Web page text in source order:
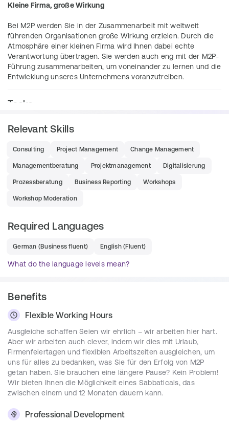
Kleine Firma, große Wirkung
Bei M2P werden Sie in der Zusammenarbeit mit weltweit
führenden Organisationen große Wirkung erzielen. Durch die
Atmosphäre einer kleinen Firma wird Ihnen dabei echte
Verantwortung übertragen. Sie werden auch eng mit der M2P-
Führung zusammenarbeiten, um voneinander zu lernen und die
Entwicklung unseres Unternehmens voranzutreiben.
Tasks
spannenden Projekten im Travel-, Transport- und
Verantwortung als Teilprojektleiter übernehmen,
indem Sie Juniors selbstständig führen und
coachen und einen eigenen Schwerpunkt bei der
Analyse und Problemlösung setzen
Kunden finden, indem Sie Ihr fundiertes Wissen
und Ihre umfassende Erfahrung einsetzen
Aufbau einer starken Beziehung zur
Die Transformation und Digitalisierung unserer
M2P mit ausgezeichneten fachlichen,
kommunikativen und sozialen Fähigkeiten
vertreten
Eintauchen in betriebliche Abläufe – hier ist
hands-on Mentalität gefragt
Kreativität bei der Erstellung neuer, innovativer
Angebote
Relevant Skills
Consulting Project Management Change Management
Managementberatung Projektmanagement Digitalisierung
Prozessberatung Business Reporting Workshops
Workshop Moderation
Required Languages
German (Business fluent) English(Fluent)
What do the language levels mean?
Benefits
Flexible Working Hours
Ausgleiche schaffen Seien wir ehrlich – wir arbeiten hier hart.
Aber wir arbeiten auch clever, indem wir dies mit Urlaub,
Firmenfeiertagen und flexiblen Arbeitszeiten ausgleichen, um
uns für alles zu bedanken, was Sie für den Erfolg von M2P
getan haben. Sie brauchen eine längere Pause? Kein Problem!
Wir bieten Ihnen die Möglichkeit eines Sabbaticals, das
zwischen einem und 12 Monaten dauern kann.
Professional Development